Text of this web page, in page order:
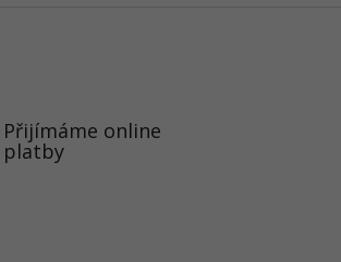
Přijímáme online
platby